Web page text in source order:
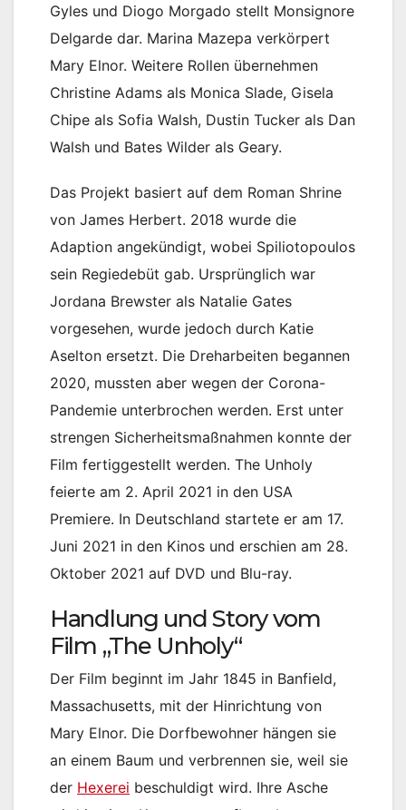
Gyles und Diogo Morgado stellt Monsignore
Delgarde dar. Marina Mazepa verkörpert
Mary Elnor. Weitere Rollen übernehmen
Christine Adams als Monica Slade, Gisela
Chipe als Sofia Walsh, Dustin Tucker als Dan
Walsh und Bates Wilder als Geary.
Das Projekt basiert auf dem Roman Shrine
von James Herbert. 2018 wurde die
Adaption angekündigt, wobei Spiliotopoulos
sein Regiedebüt gab. Ursprünglich war
Jordana Brewster als Natalie Gates
vorgesehen, wurde jedoch durch Katie
Aselton ersetzt. Die Dreharbeiten begannen
2020, mussten aber wegen der Corona-
Pandemie unterbrochen werden. Erst unter
strengen Sicherheitsmaßnahmen konnte der
Film fertiggestellt werden. The Unholy
feierte am 2. April 2021 in den USA
Premiere. In Deutschland startete er am 17.
Juni 2021 in den Kinos und erschien am 28.
Oktober 2021 auf DVD und Blu-ray.
Handlung und Story vom
Film „The Unholy“
Der Film beginnt im Jahr 1845 in Banfield,
Massachusetts, mit der Hinrichtung von
Mary Elnor. Die Dorfbewohner hängen sie
an einem Baum und verbrennen sie, weil sie
der Hexerei beschuldigt wird. Ihre Asche